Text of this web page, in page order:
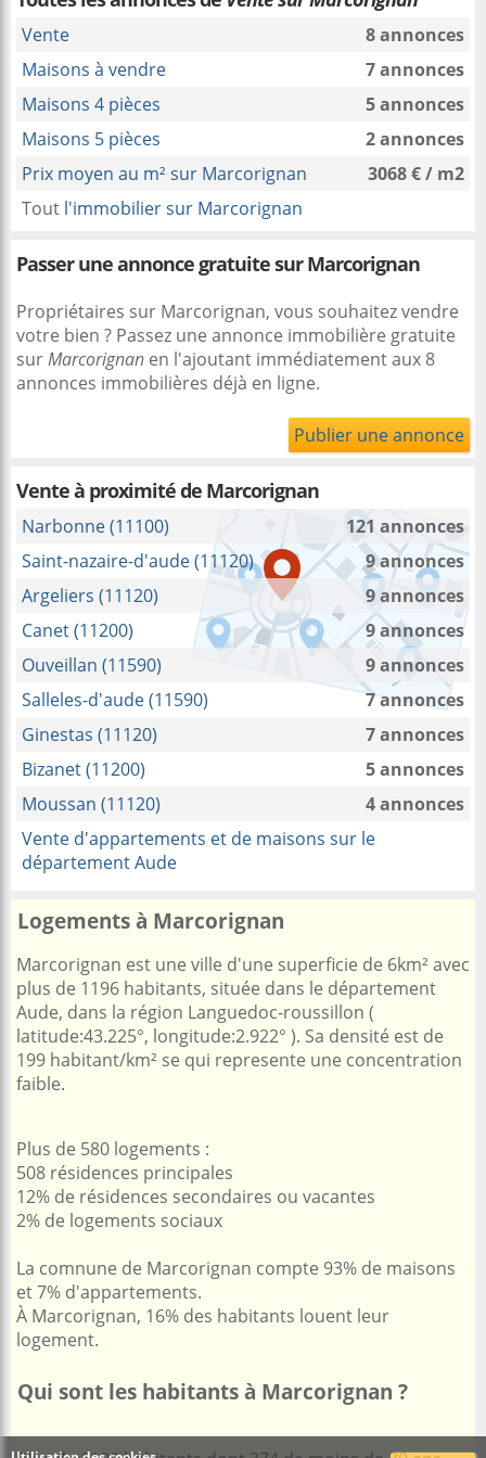
Vente
8 annonces
Maisons à vendre
7 annonces
Maisons 4 pièces
5 annonces
Maisons 5 pièces
2 annonces
Prix moyen au m² sur Marcorignan
3068 € / m2
Tout l'immobilier sur Marcorignan
Passer une annonce gratuite sur Marcorignan
Propriétaires sur Marcorignan, vous souhaitez vendre
votre bien ? Passez une annonce immobilière gratuite
surMarcorignan en l'ajoutant immédiatement aux 8
annonces immobilières déjà en ligne.
Publier une annonce
Vente à proximitéde Marcorignan
Narbonne (11100)
121 annonces
Saint-nazaire-d'aude (11120)
9 annonces
Argeliers (11120)
9 annonces
Canet (11200)
9 annonces
Ouveillan (11590)
9 annonces
Salleles-d'aude (11590)
7 annonces
Ginestas (11120)
7 annonces
Bizanet (11200)
5 annonces
Moussan (11120)
4 annonces
Vente d'appartements et de maisons sur le
département Aude
Logements à Marcorignan
Marcorignan est une ville d'une superficie de 6km² avec
plus de 1196 habitants, située dans le département
Aude, dans la région Languedoc-roussillon (
latitude:43.225°, longitude:2.922° ). Sa densité est de
199 habitant/km² se qui represente une concentration
faible.
Plus de 580 logements :
508 résidences principales
12% de résidences secondaires ou vacantes
2% de logements sociaux
La comnune de Marcorignan compte 93% de maisons
et 7% d'appartements.
À Marcorignan, 16% des habitants louent leur
logement.
Qui sont les habitants à Marcorignan ?